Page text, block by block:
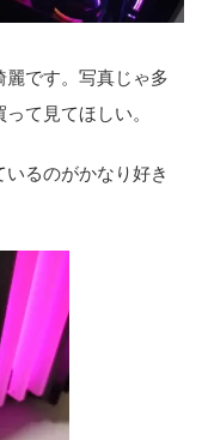
です。写真じゃ多
て見てほしい。
るのがかなり好き